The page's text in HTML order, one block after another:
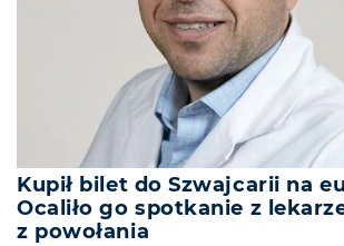
Kupił bilet do Szwajcarii na
Ocaliło go spotkanie z
z powołania